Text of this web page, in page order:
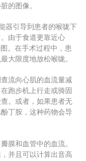
的图像。
器引导到患者的喉咙下
由于食道更靠近心
。 在手术过程中，患
大限度地放松喉咙。
流向心肌的血流量减
跑步机上行走或骑固
。 或者，如果患者无
丁胺，这种药物会导
膜和血管中的血流。
并且可以计算出音高